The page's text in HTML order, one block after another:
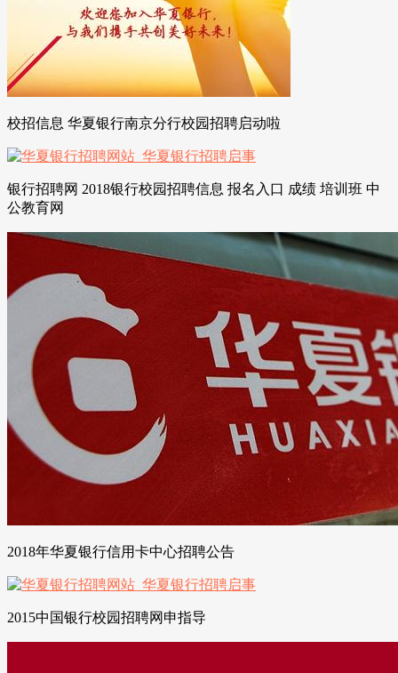
校招信息 华夏银行南京分行校园招聘启动啦
银行招聘网 2018银行校园招聘信息 报名入口 成绩 培训班 中
公教育网
2018年华夏银行信用卡中心招聘公告
2015中国银行校园招聘网申指导